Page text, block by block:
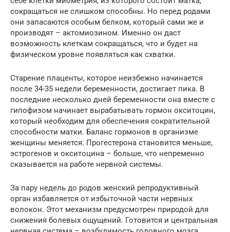
сокращаться не слишком способны. Но перед родами
они запасаются особым белком, который сами же и
производят – актомиозином. Именно он даст
возможность клеткам сокращаться, что и будет на
физическом уровне появляться как схватки.
Старение плаценты, которое неизбежно начинается
после 34-35 недели беременности, достигает пика. В
последние несколько дней беременности она вместе с
гипофизом начинает вырабатывать гормон окситоцин,
который необходим для обеспечения сократительной
способности матки. Баланс гормонов в организме
женщины меняется. Прогестерона становится меньше,
эстрогенов и окситоцина – больше, что непременно
сказывается на работе нервной системы.
За пару недель до родов женский репродуктивный
орган избавляется от избыточной части нервных
волокон. Этот механизм предусмотрен природой для
снижения болевых ощущений. Готовится и центральная